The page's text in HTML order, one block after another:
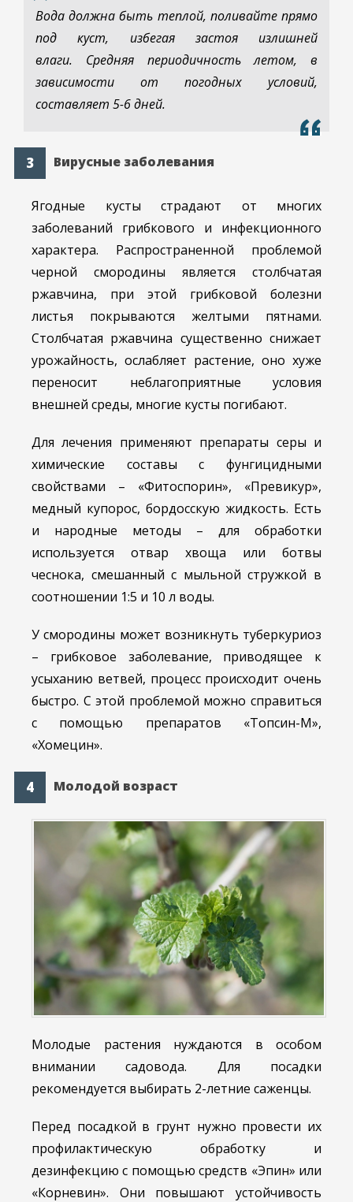
Вода должна быть теплой, поливайте прямо
под куст, избегая застоя излишней
влаги. Средняя периодичность летом, в
зависимости от погодных условий,
составляет 5-6 дней.
Вирусные заболевания
Ягодные кусты страдают от многих
заболеваний грибкового и инфекционного
характера. Распространенной проблемой
черной смородины является столбчатая
ржавчина, при этой грибковой болезни
листья покрываются желтыми пятнами.
Столбчатая ржавчина существенно снижает
урожайность, ослабляет растение, оно хуже
переносит неблагоприятные условия
внешней среды, многие кусты погибают.
Для лечения применяют препараты серы и
химические составы с фунгицидными
свойствами – «Фитоспорин», «Превикур»,
медный купорос, бордосскую жидкость. Есть
и народные методы – для обработки
используется отвар хвоща или ботвы
чеснока, смешанный с мыльной стружкой в
соотношении 1:5 и 10 л воды.
У смородины может возникнуть туберкуриоз
– грибковое заболевание, приводящее к
усыханию ветвей, процесс происходит очень
быстро. С этой проблемой можно справиться
с помощью препаратов «Топсин-М»,
«Хомецин».
Молодой возраст
Молодые растения нуждаются в особом
внимании садовода. Для посадки
рекомендуется выбирать 2-летние саженцы.
Перед посадкой в грунт нужно провести их
профилактическую обработку и
дезинфекцию с помощью средств «Эпин» или
«Корневин». Они повышают устойчивость